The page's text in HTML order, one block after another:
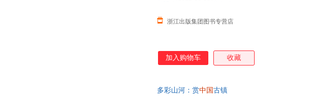
浙江出版集团图书专营店
加入购物车 收藏
多彩山河：赏中国 古镇